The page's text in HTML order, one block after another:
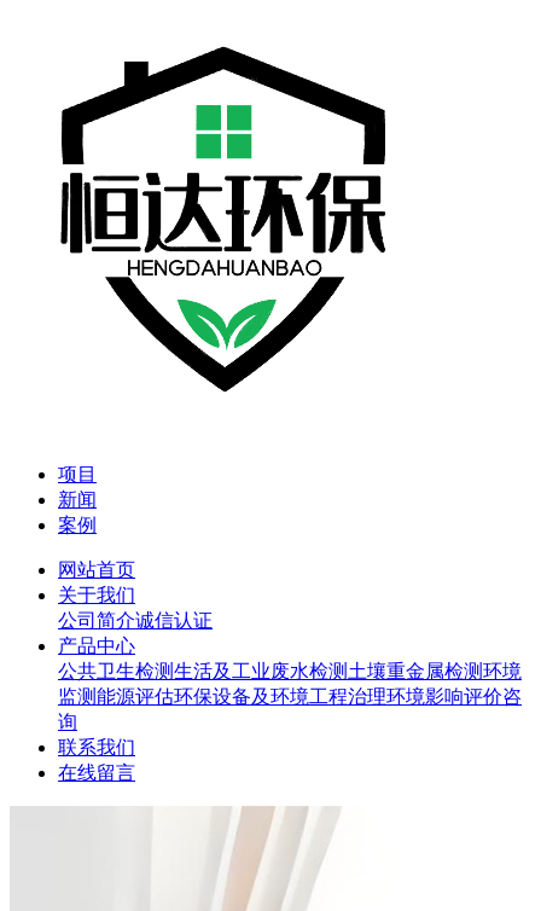
项目
新闻
案例
网站首页
关于我们
公司简介诚信认证
产品中心
公共卫生检测生活及工业废水检测 土壤重金属检测环境
监测能源评估环保设备及环境工程治理环境影响评价咨
询
联系我们
在线留言